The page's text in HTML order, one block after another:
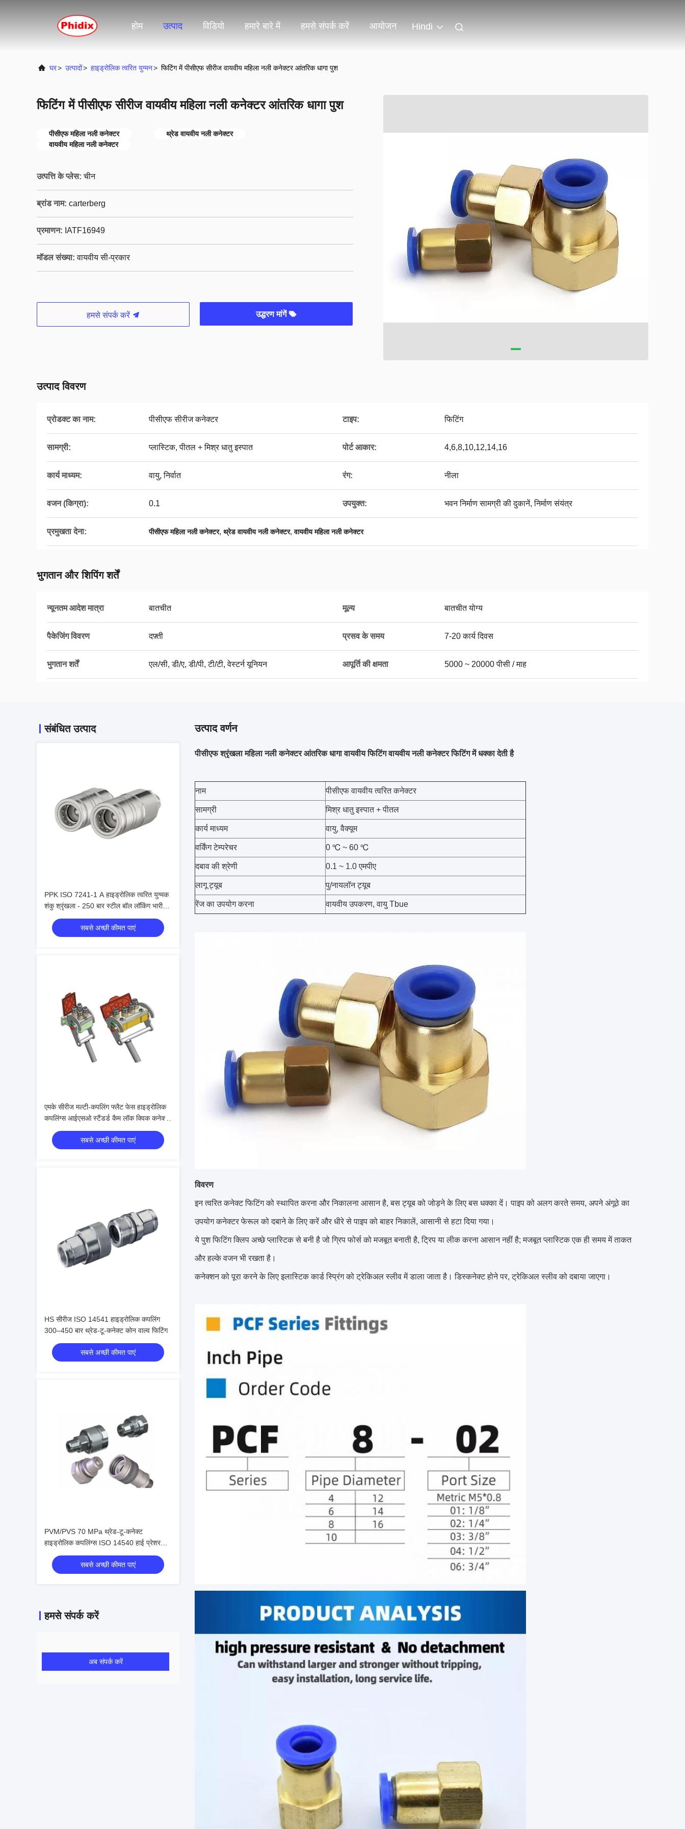
होम उत्पाद विडियो हमारे बारे में हमसे संपर्क करें आयोजन Hindi
घर> उत्पादों> हाइड्रोलिक त्वरित युग्मन> फिटिंग में पीसीएफ सीरीज वायवीय महिला नली कनेक्टर आंतरिक धागा पुश
फिटिंग में पीसीएफ सीरीज वायवीय महिला नली कनेक्टर आंतरिक धागा पुश
पीसीएफ महिला नली कनेक्टर
थ्रेड वायवीय नली कनेक्टर
वायवीय महिला नली कनेक्टर
उत्पत्ति के प्लेस: चीन
ब्रांड नाम: carterberg
प्रमाणन: IATF16949
मॉडल संख्या: वायवीय सी-प्रकार
हमसे संपर्क करें उद्धरण मांगें
उत्पाद विवरण
प्रोडक्ट का नाम: पीसीएफ सीरीज कनेक्टर टाइप: फिटिंग
सामग्री: प्लास्टिक, पीतल + मिश्र धातु इस्पात पोर्ट आकार: 4,6,8,10,12,14,16
कार्य माध्यम: वायु, निर्वात रंग: नीला
वजन (किग्रा): 0.1 उपयुक्त: भवन निर्माण सामग्री की दुकानें, निर्माण संयंत्र
प्रमुखता देना: पीसीएफ महिला नली कनेक्टर, थ्रेड वायवीय नली कनेक्टर,वायवीय महिला नली कनेक्टर
भुगतान और शिपिंग शर्तें
न्यूनतम आदेश मात्रा बातचीत मूल्य बातचीत योग्य
पैकेजिंग विवरण दफ़्ती प्रसव के समय 7-20 कार्य दिवस
भुगतान शर्तें एल/सी, डी/ए, डी/पी, टी/टी, वेस्टर्न यूनियन आपूर्ति की क्षमता 5000 ~ 20000 पीसी / माह
संबंधित उत्पाद
PPK ISO 7241-1 A हाइड्रोलिक त्वरित युग्मक
शंकु श्रृंखला - 250 बार स्टील बॉल लॉकिंग भारी
मशीनरी के लिए
सबसे अच्छी कीमत पाएं
एमके सीरीज मल्टी-कपलिंग फ्लैट फेस हाइड्रोलिक
कपलिंग्स आईएसओ स्टैंडर्ड कैम लॉक क्विक कनेक्ट
सिस्टम
सबसे अच्छी कीमत पाएं
HS सीरीज ISO 14541 हाइड्रोलिक कपलिंग
300–450 बार थ्रेड-टू-कनेक्ट कोन वाल्व फिटिंग
सबसे अच्छी कीमत पाएं
PVM/PVS 70 MPa थ्रेड-टू-कनेक्ट
हाइड्रोलिक कपलिंग्स ISO 14540 हाई प्रेशर
कोन वाल्व कनेक्टर्स
सबसे अच्छी कीमत पाएं
हमसे संपर्क करें
अब संपर्क करें
उत्पाद वर्णन
पीसीएफ श्रृंखला महिला नली कनेक्टर आंतरिक धागा वायवीय फिटिंग वायवीय नली कनेक्टर फिटिंग में धक्का देती है
नाम पीसीएफ वायवीय त्वरित कनेक्टर
सामग्री मिश्र धातु इस्पात + पीतल
कार्य माध्यम वायु, वैक्यूम
वर्किंग टेम्परेचर 0 ℃ ~ 60 ℃
दबाव की श्रेणी 0.1 ~ 1.0 एमपीए
लागू ट्यूब पु/नायलॉन ट्यूब
रेंज का उपयोग करना वायवीय उपकरण, वायु Tbue
विवरण
इन त्वरित कनेक्ट फिटिंग को स्थापित करना और निकालना आसान है, बस ट्यूब को जोड़ने के लिए बस धक्का दें। पाइप को अलग करते समय, अपने अंगूठे का
उपयोग कनेक्टर फेरूल को दबाने के लिए करें और धीरे से पाइप को बाहर निकालें, आसानी से हटा दिया गया।
ये पुश फिटिंग क्लिप अच्छे प्लास्टिक से बनी है जो ग्रिप फोर्स को मजबूत बनाती है, ट्रिप या लीक करना आसान नहीं है; मजबूत प्लास्टिक एक ही समय में ताकत
और हल्के वजन भी रखता है।
कनेक्शन को पूरा करने के लिए इलास्टिक कार्ड स्प्रिंग को ट्रेकिअल स्लीव में डाला जाता है। डिस्कनेक्ट होने पर, ट्रेकिअल स्लीव को दबाया जाएगा।